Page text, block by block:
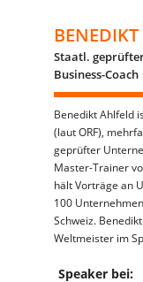
Staatl.
Business-Coach
Benedikt Ahlfeld
(laut ORF),
geprüfter
Master-Trainer
hält Vorträge an
100
Schweiz.
Weltmeister im
Speaker bei: